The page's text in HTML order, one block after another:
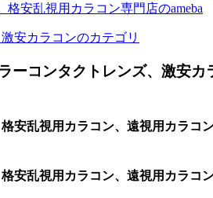
安乱視用カラコン専門店のameba
安カラコンのカテゴリ
コンタクトレンズ、激安
安乱視用カラコン、遠視用カラ
安乱視用カラコン、遠視用カラ